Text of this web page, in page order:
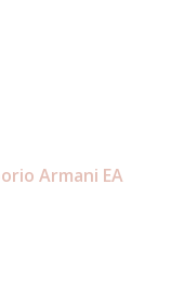
Armani EA